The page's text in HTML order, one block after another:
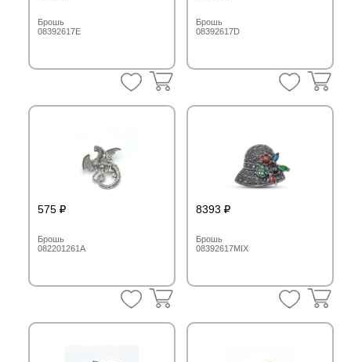
Брошь
08392617D
Брошь
08392617E
8393
Брошь
08392617MIX
575
Брошь
082201261A